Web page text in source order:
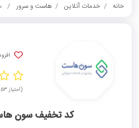
خانه خدمات آنلاین هاست و سرور
(امتیاز ۴.۵۳ از مجموع ۱۰ رای)
کد تخفیف سون